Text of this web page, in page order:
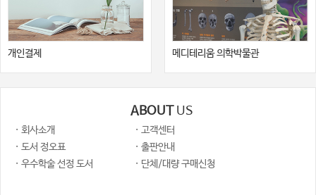
개인결제 메디테리움 의학박물관
ABOUT US
· 회사소개
· 고객센터
· 도서 정오표
· 출판안내
· 우수학술 선정 도서
· 단체/대량 구매신청